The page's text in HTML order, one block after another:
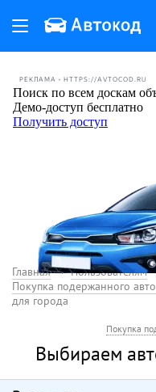
РЕКЛАМА • HTTPS://AVTOCOD.RU
Главная Пользователям
Покупка подержанного
для города
Покупка
Выбираем